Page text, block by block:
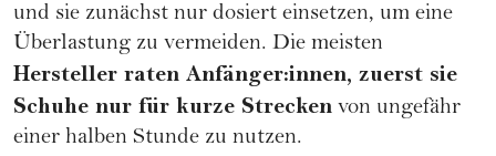
und sie zunächst nur dosiert einsetzen, um eine
Überlastung zu vermeiden. Die meisten
Hersteller raten Anfänger:innen, zuerst sie
Schuhe nur für kurze Strecken von ungefähr
einer halben Stunde zu nutzen.